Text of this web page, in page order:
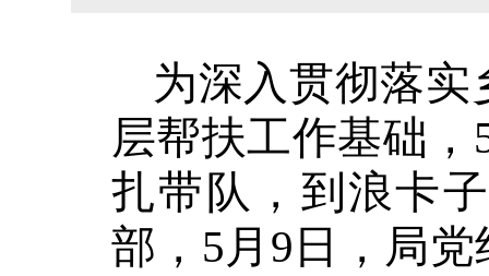
为深入贯彻落
层帮扶工作基础
扎带队，到浪卡
部，5月9日，局